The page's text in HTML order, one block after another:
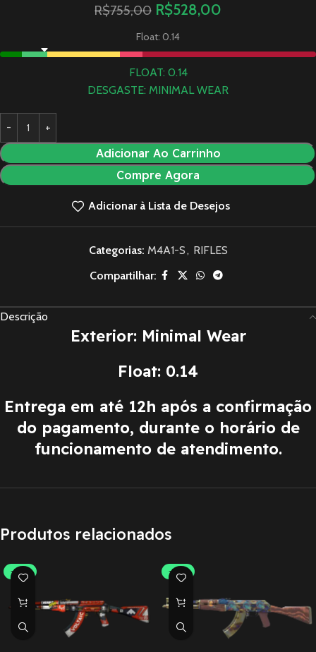
R$755,00 R$528,00
Float: 0.14
FLOAT: 0.14
DESGASTE: MINIMAL WEAR
Adicionar Ao Carrinho
Compre Agora
Adicionar à Lista de Desejos
Categorias: M4A1-S, RIFLES
Compartilhar:
Descrição
Exterior: Minimal Wear
Float: 0.14
Entrega em até 12h após a confirmação
do pagamento, durante o horário de
funcionamento de atendimento.
Produtos relacionados
-30% -30%